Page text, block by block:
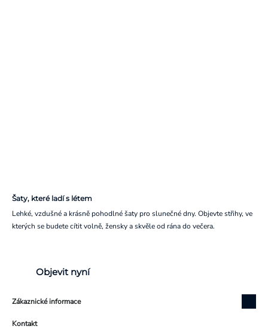
Šaty, které ladí s létem
Lehké, vzdušné a krásně pohodlné šaty pro slunečné dny. Objevte střihy, ve
kterých se budete cítit volně, žensky a skvěle od rána do večera.
Objevit nyní
Zákaznické informace
Kontakt